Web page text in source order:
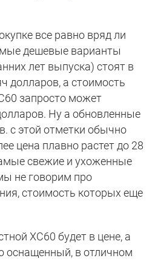
все равно вряд ли
дешевые варианты
лет выпуска) стоят в
долларов, а стоимость
запросто может
Ну а обновленные
с этой отметки обычно
цена плавно растет до 28
свежие и ухоженные
не говорим про
стоимость которых еще
XC60 будет в цене, а
оснащенный, в отличном